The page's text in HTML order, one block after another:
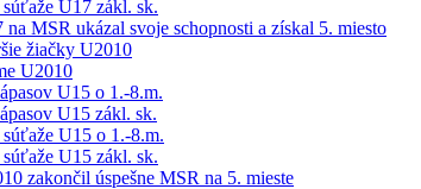
U17 zákl. sk.
MSR ukázal svoje schopnosti a získal 5. miesto
žiačky U2010
U2010
U15 o 1.-8.m.
U15 zákl. sk.
U15 o 1.-8.m.
U15 zákl. sk.
zakončil úspešne MSR na 5. mieste